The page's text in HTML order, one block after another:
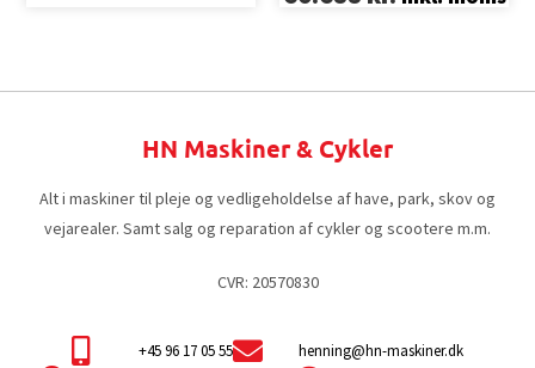
HN Maskiner & Cykler
Alt i maskiner til pleje og vedligeholdelse af have, park, skov og
vejarealer. Samt salg og reparation af cykler og scootere m.m.
CVR: 20570830
+45 96 17 05 55 henning@hn-maskiner.dk